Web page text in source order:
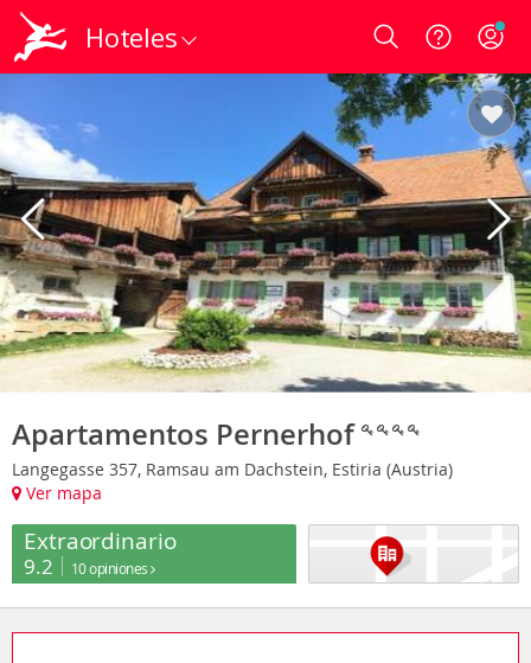
Hoteles Login
Apartamentos Pernerhof
Langegasse 357, Ramsau am Dachstein, Estiria (Austria)
Ver mapa
Extraordinario
9.2 10 opiniones